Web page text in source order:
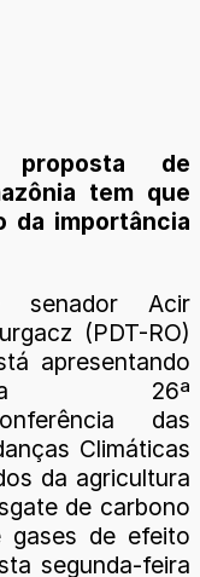
proposta de
tem que
da importância
senador Acir
(PDT-RO)
apresentando
26ª
das
Climáticas
da agricultura
de carbono
gases de efeito
segunda-feira